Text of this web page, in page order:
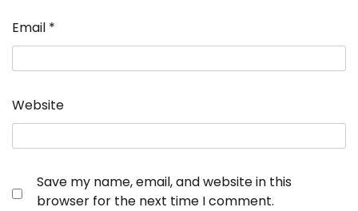
Email *
Website
Save my name, email, and website in this
browser for the next time I comment.